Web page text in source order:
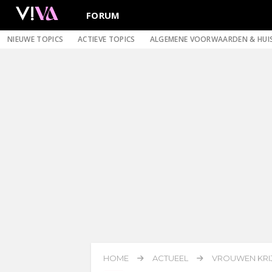
FORUM
NIEUWE TOPICS ACTIEVE TOPICS ALGEMENE VOORWAARDEN &
HOME ACTUEEL VROUWEN